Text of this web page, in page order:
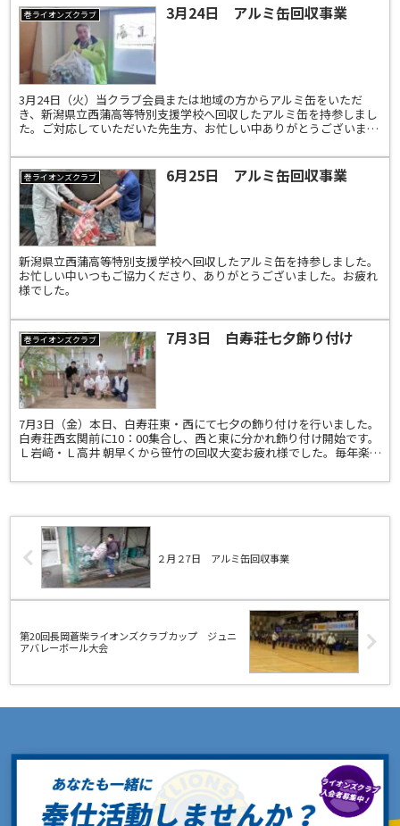
巻ライオンズクラブ 3月24日 アルミ缶回収事業
3月24日（火）当クラブ会員または地域の方からアルミ缶をいただ
き、新潟県立西蒲高等特別支援学校へ回収したアルミ缶を持参しまし
た。ご対応していただいた先生方、お忙しい中ありがとうございまし
巻ライオンズクラブ 6月25日 アルミ缶回収事業
新潟県立西蒲高等特別支援学校へ回収したアルミ缶を持参しました。
お忙しい中いつもご協力くださり、ありがとうございました。お疲れ
様でした。
巻ライオンズクラブ 7月3日 白寿荘七夕飾り付け
7月3日（金）本日、白寿荘東・西にて七夕の飾り付けを行いました。
白寿荘西玄関前に10：00集合し、西と東に分かれ飾り付け開始です。
Ｌ岩﨑・Ｌ高井 朝早くから笹竹の回収大変お疲れ様でした。毎年楽し
２月２7日 アルミ缶回収事業
第20回長岡蒼柴ライオンズクラブカップ ジュニ
アバレーボール大会